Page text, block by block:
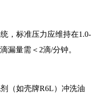
，标准压力应维持在1.0-
漏量需＜2滴/分钟。
（如壳牌R6L）冲洗油